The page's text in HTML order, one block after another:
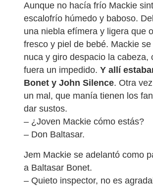
Aunque no hacía frío Mackie
escalofrío húmedo y baboso.
una niebla efímera y ligera que
fresco y piel de bebé. Mackie
nuca y giro despacio la cabeza,
fuera un impedido. Y allí
Bonet y John Silence. Otra
un mal, que manía tienen los
dar sustos.
– ¿Joven Mackie cómo estás?
– Don Baltasar.
Jem Mackie se adelantó como
a Baltasar Bonet.
– Quieto inspector, no es